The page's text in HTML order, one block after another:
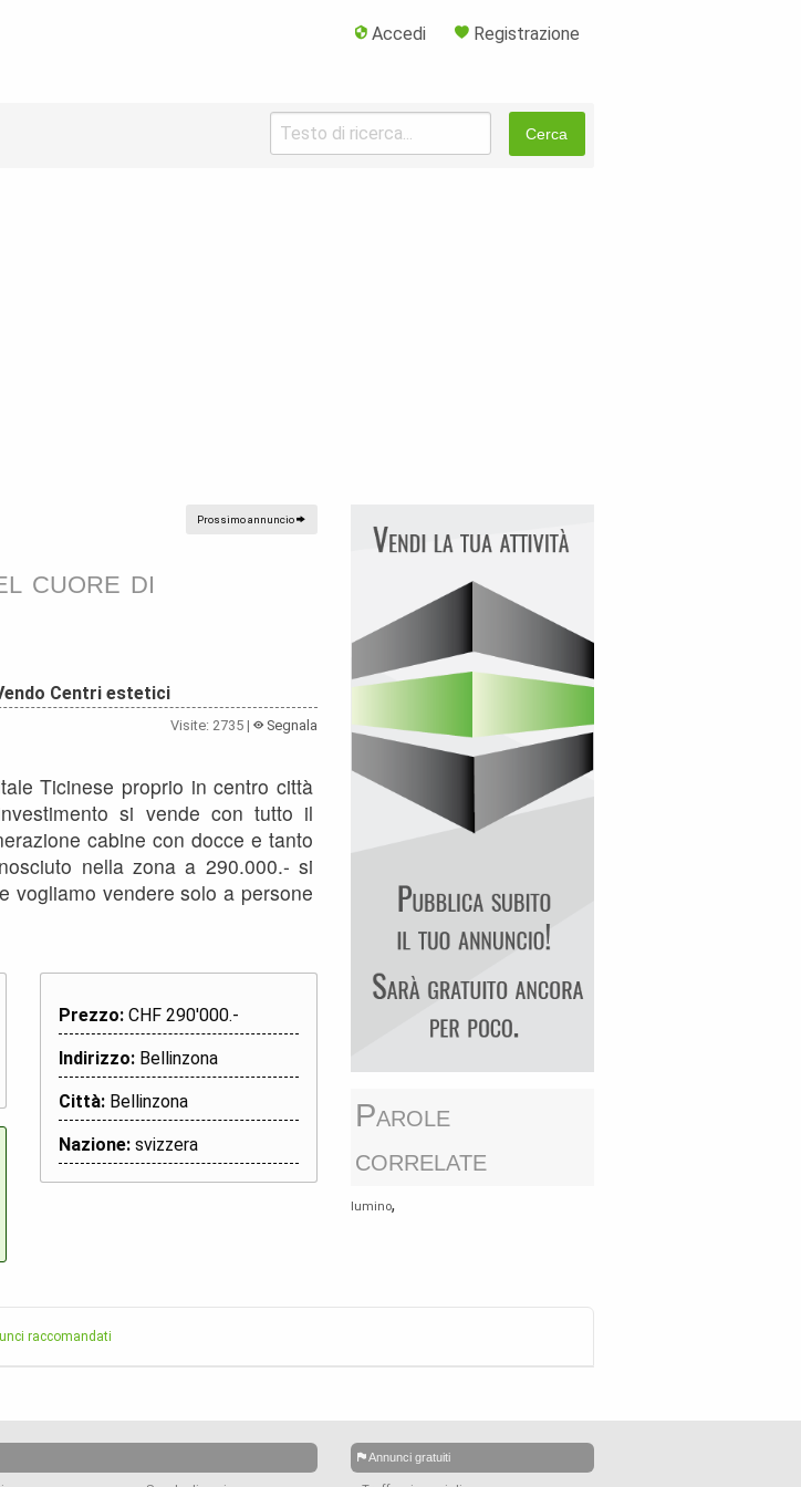
Accedi Registrazione
Cerca
Prossimo annuncio
cuore di
Centri estetici
Visite: 2735 | Segnala
Ticinese proprio in centro città
si vende con tutto il
cabine con docce e tanto
nella zona a 290.000.- si
vogliamo vendere solo a persone
Prezzo: CHF 290'000.-
Indirizzo: Bellinzona
Città: Bellinzona
Nazione: svizzera
Parole
correlate
lumino,
raccomandati
Annunci gratuiti